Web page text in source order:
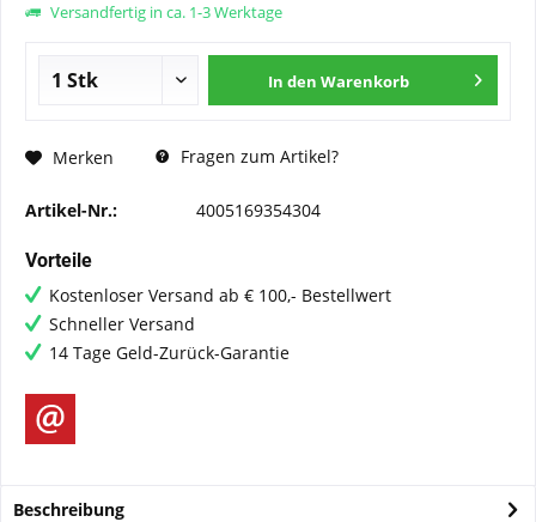
Versandfertig in ca. 1-3 Werktage
In den Warenkorb
Merken Fragen zum Artikel?
Artikel-Nr.: 4005169354304
Vorteile
Kostenloser Versand ab € 100,- Bestellwert
Schneller Versand
14 Tage Geld-Zurück-Garantie
Beschreibung